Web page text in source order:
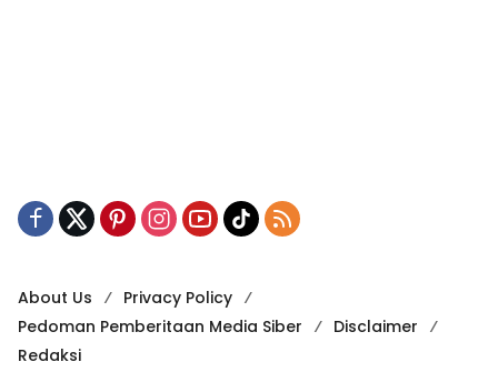
About Us
Privacy Policy
Pedoman Pemberitaan Media Siber
Disclaimer
Redaksi